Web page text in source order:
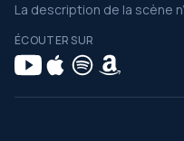
La description de la scène
ÉCOUTER SUR